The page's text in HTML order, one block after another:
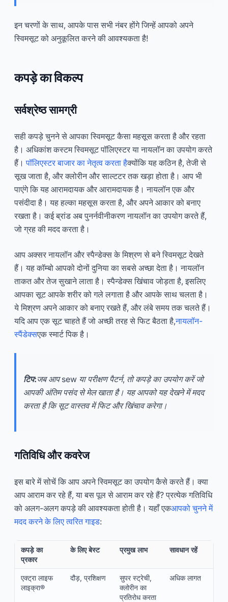
इन चरणों के साथ, आपके पास सभी नंबर होंगे जिन्हें आपको अपने
स्विमसूट को अनुकूलित करने की आवश्यकता है!
कपड़े का विकल्प
सर्वश्रेष्ठ सामग्री
सही कपड़े चुनने से आपका स्विमसूट कैसा महसूस करता है और रहता
है। अधिकांश कस्टम स्विमसूट पॉलिएस्टर या नायलॉन का उपयोग करते
हैं।पॉलिएस्टर बाजार का नेतृत्व करता हैक्योंकि यह कठिन है, तेजी से
सूख जाता है, और क्लोरीन और साल्टटर तक खड़ा होता है। आप भी
पाएंगे कि यह आरामदायक और आरामदायक है। नायलॉन एक और
पसंदीदा है। यह हल्का महसूस करता है, और अपने आकार को बनाए
रखता है। कई ब्रांड अब पुनर्नवीनीकरण नायलॉन का उपयोग करते हैं,
जो ग्रह की मदद करता है।
आप अक्सर नायलॉन और स्पैन्डेक्स के मिश्रण से बने स्विमसूट देखते
हैं। यह कॉम्बो आपको दोनों दुनिया का सबसे अच्छा देता है। नायलॉन
ताकत और तेज सुखाने लाता है। स्पैन्डेक्स खिंचाव जोड़ता है, इसलिए
आपका सूट आपके शरीर को गले लगाता है और आपके साथ चलता है।
ये मिश्रण अपने आकार को बनाए रखते हैं, और लंबे समय तक चलते हैं।
यदि आप एक सूट चाहते हैं जो अच्छी तरह से फिट बैठता है,नायलॉन-
स्पैंडेक्सएक स्मार्ट पिक है।
टिप:जब आप sew या परीक्षण पैटर्न, तो कपड़े का उपयोग करें जो
आपकी अंतिम पसंद से मेल खाता है। यह आपको यह देखने में मदद
करता है कि सूट वास्तव में फिट और खिंचाव करेगा।
गतिविधि और कवरेज
इस बारे में सोचें कि आप अपने स्विमसूट का उपयोग कैसे करते हैं। क्या
आप आराम कर रहे हैं, या बस पूल से आराम कर रहे हैं? प्रत्येक गतिविधि
को अलग-अलग कपड़े की आवश्यकता होती है। यहाँ एकआपको चुनने में
मदद करने के लिए त्वरित गाइड:
कपड़े का
प्रकार
के लिए बेस्ट प्रमुख लाभ सावधान रहें
एक्ट्रा लाइफ
लाइक्रा®
दौड़, प्रशिक्षण
सुपर स्ट्रेची,
क्लोरीन का
प्रतिरोध करता
अधिक लागत